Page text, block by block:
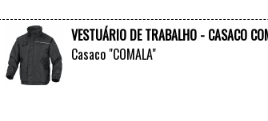
VESTUÁRIO DE TRABALHO - CASACO
Casaco "COMALA"